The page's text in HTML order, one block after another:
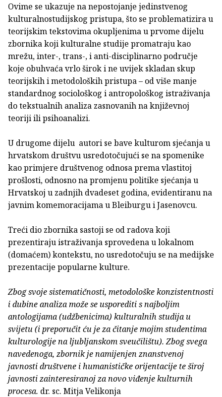
Ovime se ukazuje na nepostojanje jedinstvenog
kulturalnostudijskog pristupa, što se problematizira u
teorijskim tekstovima okupljenima u prvome dijelu
zbornika koji kulturalne studije promatraju kao
mrežu, inter-, trans-, i anti-disciplinarno područje
koje obuhvaća vrlo širok i ne uvijek skladan skup
teorijskih i metodoloških pristupa – od više manje
standardnog sociološkog i antropološkog istraživanja
do tekstualnih analiza zasnovanih na književnoj
teoriji ili psihoanalizi.
U drugome dijelu autori se bave kulturom sjećanja u
hrvatskom društvu usredotočujući se na spomenike
kao primjere društvenog odnosa prema vlastitoj
prošlosti, odnosno na promjenu politike sjećanja u
Hrvatskoj u zadnjih dvadeset godina, evidentiranu na
javnim komemoracijama u Bleiburgu i Jasenovcu.
Treći dio zbornika sastoji se od radova koji
prezentiraju istraživanja sprovedena u lokalnom
(domaćem) kontekstu, no usredotočuju se na medijske
prezentacije popularne kulture.
Zbog svoje sistematičnosti, metodološke konzistentnosti
i dubine analiza može se usporediti s najboljim
antologijama (udžbenicima) kulturalnih studija u
svijetu (i preporučit ću je za čitanje mojim studentima
kulturologije na ljubljanskom sveučilištu). Zbog svega
navedenoga, zbornik je namijenjen znanstvenoj
javnosti društvene i humanističke orijentacije te široj
javnosti zainteresiranoj za novo viđenje kulturnih
procesa. dr. sc. Mitja Velikonja